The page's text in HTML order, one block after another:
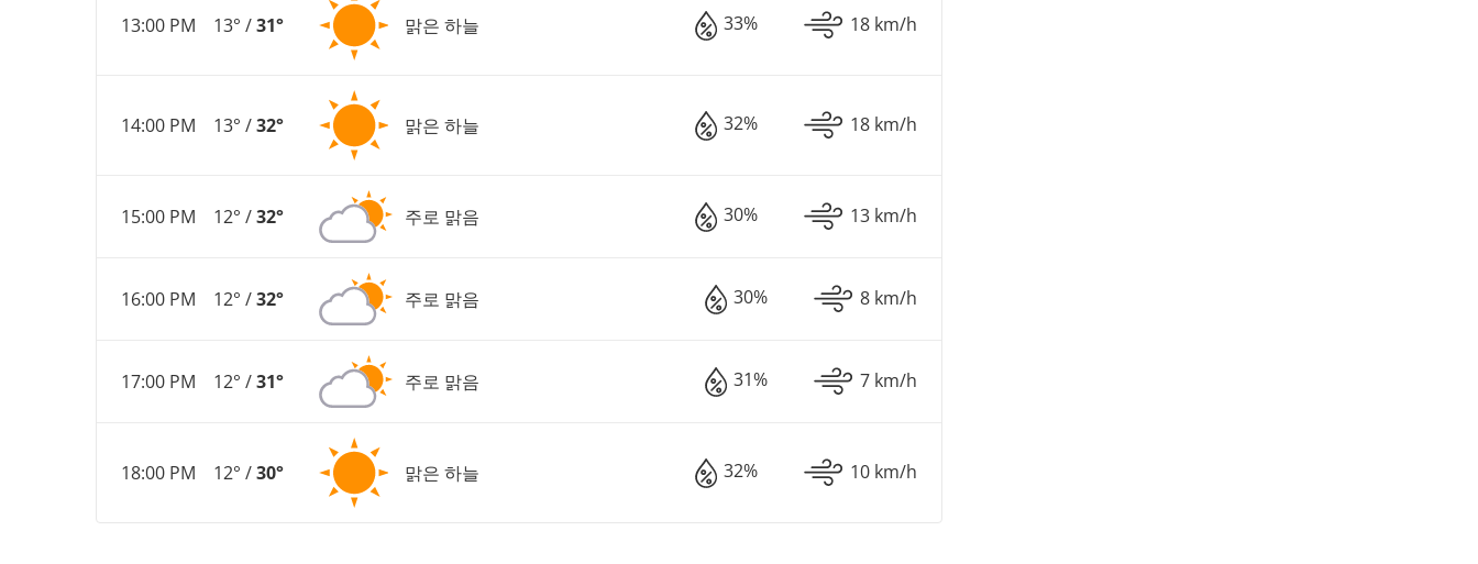
13:00 PM 13° /31° 맑은 하늘 33% 18 km/h
14:00 PM 13° /32° 맑은 하늘 32% 18 km/h
15:00 PM 12° /32° 주로 맑음 30% 13 km/h
16:00 PM 12° /32° 주로 맑음 30% 8 km/h
17:00 PM 12° /31° 주로 맑음 31% 7 km/h
18:00 PM 12° /30° 맑은 하늘 32% 10 km/h